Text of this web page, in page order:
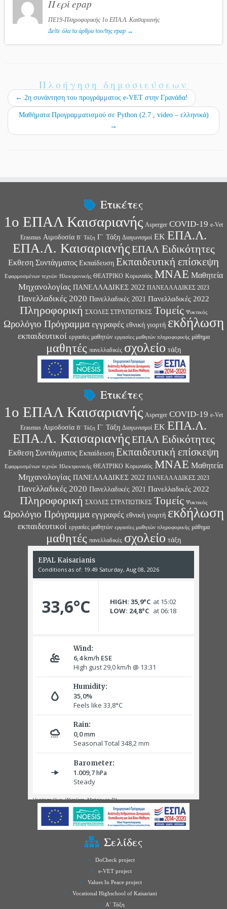
n
στ
εί
τε
Περί epap
ΠΕ19-Πληροφορικής 1ο ΕΠΑ.Λ. Καισαριανής
Δείτε όλα τα άρθρα του/της epap →
Πλοήγηση δημοσιεύσεων
← 2η συνάντηση του προγράμματος e-VET στην Γρανάδα!
Μαθήματα Προγραμματισμού σε Python (2.7 , video – ελληνικά)
→
Ετικέτες
1ο ΕΠΑΛ Καισαριανής Asperger COVID-19 e-Vet
Erasmus Αιμοδοσία Β΄ Τάξη Γ΄ Τάξη Διαγωνισμοί ΕΚ ΕΠΑ.Λ.
ΕΠΑ.Λ. Καισαριανής ΕΠΑΛ Ειδικότητες
Εκθεση Συντάγματος Εκπαίδευση Εκπαιδευτική επίσκεψη
Εφαρμοσμένων τεχνών Ηλεκτρονικής ΘΕΑΤΡΙΚΟ Κορωναϊός ΜΝΑΕ Μαθητεία
Μηχανολογίας ΠΑΝΕΛΛΑΔΙΚΕΣ 2022 ΠΑΝΕΛΛΑΔΙΚΕΣ 2023
Πανελλαδικές 2020 Πανελλαδικές 2021 Πανελλαδικές 2022
Πληροφορική ΣΧΟΛΕΣ ΣΤΡΑΤΙΩΤΙΚΕΣ Τομείς Ψυκτικός
Ωρολόγιο Πρόγραμμα εγγραφές εθνική γιορτή εκδήλωση
εκπαιδευτικοί εργασίες μαθητών εργασίες μαθητών πληροφορικής μάθημα
μαθητές πανελλαδικές σχολείο τάξη
Ετικέτες
1ο ΕΠΑΛ Καισαριανής Asperger COVID-19 e-Vet
Erasmus Αιμοδοσία Β΄ Τάξη Γ΄ Τάξη Διαγωνισμοί ΕΚ ΕΠΑ.Λ.
ΕΠΑ.Λ. Καισαριανής ΕΠΑΛ Ειδικότητες
Εκθεση Συντάγματος Εκπαίδευση Εκπαιδευτική επίσκεψη
Εφαρμοσμένων τεχνών Ηλεκτρονικής ΘΕΑΤΡΙΚΟ Κορωναϊός ΜΝΑΕ Μαθητεία
Μηχανολογίας ΠΑΝΕΛΛΑΔΙΚΕΣ 2022 ΠΑΝΕΛΛΑΔΙΚΕΣ 2023
Πανελλαδικές 2020 Πανελλαδικές 2021 Πανελλαδικές 2022
Πληροφορική ΣΧΟΛΕΣ ΣΤΡΑΤΙΩΤΙΚΕΣ Τομείς Ψυκτικός
Ωρολόγιο Πρόγραμμα εγγραφές εθνική γιορτή εκδήλωση
εκπαιδευτικοί εργασίες μαθητών εργασίες μαθητών πληροφορικής μάθημα
μαθητές πανελλαδικές σχολείο τάξη
Σελίδες
DoCheck project
e-VET project
Values In Peace project
Vocational Highschool of Kaisariani
Α΄ Τάξη